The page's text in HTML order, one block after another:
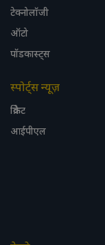
टेक्नोलॉजी
ऑटो
पॉडकास्ट्स
स्पोर्ट्स न्यूज़
क्रिकेट
आईपीएल